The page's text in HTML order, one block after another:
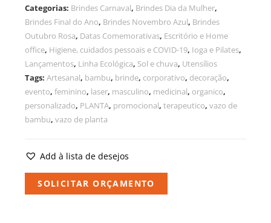
Categorias: Brindes Carnaval, Brindes Dia da Mulher,
Brindes Final do Ano, Brindes Novembro Azul, Brindes
Outubro Rosa, Datas Comemorativas, Escritório e Home
office, Higiene, cuidados pessoais e COVID-19, Ioga e Pilates,
Lançamentos, Linha Ecológica, Sol e chuva, Utensílios
Tags:Artesanal, bambu, brinde, corporativo, decoração,
evento,feminino, laser, masculino, medicinal, organico,
personalizado, PLANTA, promocional,terapeutico,vazo de
bambu,vazo de planta
Add à lista de desejos
SOLICITAR ORÇAMENTO